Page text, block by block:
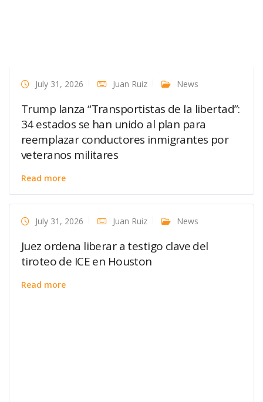
July 31, 2026 Juan Ruiz News
Trump lanza “Transportistas de la libertad”:
34 estados se han unido al plan para
reemplazar conductores inmigrantes por
veteranos militares
Read more
July 31, 2026 Juan Ruiz News
Juez ordena liberar a testigo clave del
tiroteo de ICE en Houston
Read more